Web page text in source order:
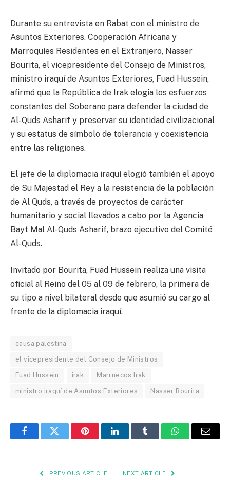
Durante su entrevista en Rabat con el ministro de
Asuntos Exteriores, Cooperación Africana y
Marroquíes Residentes en el Extranjero, Nasser
Bourita, el vicepresidente del Consejo de Ministros,
ministro iraquí de Asuntos Exteriores, Fuad Hussein,
afirmó que la República de Irak elogia los esfuerzos
constantes del Soberano para defender la ciudad de
Al-Quds Asharif y preservar su identidad civilizacional
y su estatus de símbolo de tolerancia y coexistencia
entre las religiones.
El jefe de la diplomacia iraquí elogió también el apoyo
de Su Majestad el Rey a la resistencia de la población
de Al Quds, a través de proyectos de carácter
humanitario y social llevados a cabo por la Agencia
Bayt Mal Al-Quds Asharif, brazo ejecutivo del Comité
Al-Quds.
Invitado por Bourita, Fuad Hussein realiza una visita
oficial al Reino del 05 al 09 de febrero, la primera de
su tipo a nivel bilateral desde que asumió su cargo al
frente de la diplomacia iraquí.
causa palestina
el vicepresidente del Consejo de Ministros
Fuad Hussein irak Marruecos Irak
ministro iraquí de Asuntos Exteriores Nasser Bourita
FacebookTwitter PinterestLinkedInTumblr WhatsAppEmail
PREVIOUS ARTICLE NEXT ARTICLE